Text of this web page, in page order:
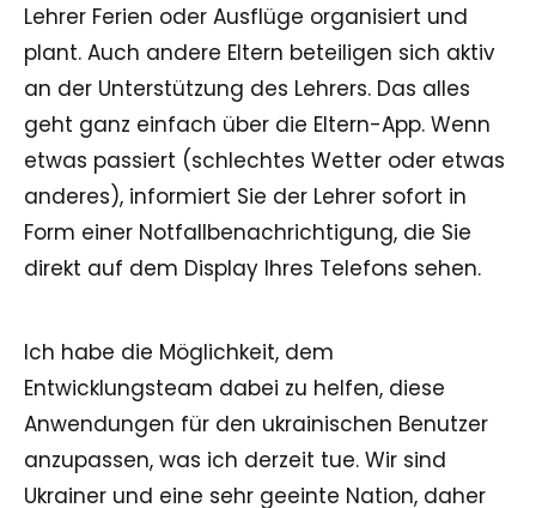
Lehrer Ferien oder Ausflüge organisiert und
plant. Auch andere Eltern beteiligen sich aktiv
an der Unterstützung des Lehrers. Das alles
geht ganz einfach über die Eltern-App. Wenn
etwas passiert (schlechtes Wetter oder etwas
anderes), informiert Sie der Lehrer sofort in
Form einer Notfallbenachrichtigung, die Sie
direkt auf dem Display Ihres Telefons sehen.
Ich habe die Möglichkeit, dem
Entwicklungsteam dabei zu helfen, diese
Anwendungen für den ukrainischen Benutzer
anzupassen, was ich derzeit tue. Wir sind
Ukrainer und eine sehr geeinte Nation, daher